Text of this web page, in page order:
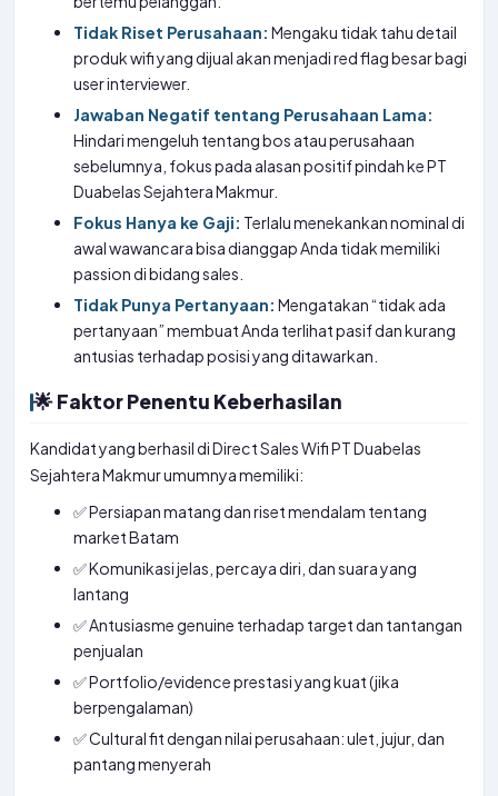
Tidak Riset Perusahaan: Mengaku tidak tahu detail
produk wifi yang dijual akan menjadi red flag besar bagi
user interviewer.
Jawaban Negatif tentang Perusahaan Lama:
Hindari mengeluh tentang bos atau perusahaan
sebelumnya, fokus pada alasan positif pindah ke PT
Duabelas Sejahtera Makmur.
Fokus Hanya ke Gaji: Terlalu menekankan nominal di
awal wawancara bisa dianggap Anda tidak memiliki
passion di bidang sales.
Tidak Punya Pertanyaan: Mengatakan “tidak ada
pertanyaan” membuat Anda terlihat pasif dan kurang
antusias terhadap posisi yang ditawarkan.
🌟 Faktor Penentu Keberhasilan
Kandidat yang berhasil di Direct Sales Wifi PT Duabelas
Sejahtera Makmur umumnya memiliki:
✅ Persiapan matang dan riset mendalam tentang
market Batam
✅ Komunikasi jelas, percaya diri, dan suara yang
lantang
✅ Antusiasme genuine terhadap target dan tantangan
penjualan
✅ Portfolio/evidence prestasi yang kuat (jika
berpengalaman)
✅ Cultural fit dengan nilai perusahaan: ulet, jujur, dan
pantang menyerah